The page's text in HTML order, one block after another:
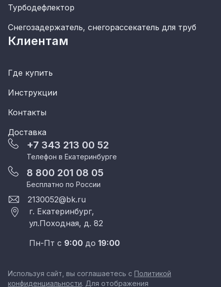
Турбодефлектор
Снегозадержатель, снегорассекатель для труб
Клиентам
Где купить
Инструкции
Контакты
Доставка
+7 343 213 00 52
Телефон в Екатеринбурге
8 800 201 08 05
Бесплатно по России
2130052@bk.ru
г. Екатеринбург,
ул.Походная, д. 82
Пн-Пт с 9:00 до 19:00
Используя сайт, вы соглашаетесь с Политикой
конфиденциальности. Для отображения